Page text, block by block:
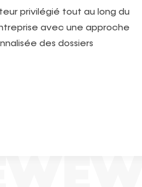
privilégié tout au long du
avec une approche
des dossiers